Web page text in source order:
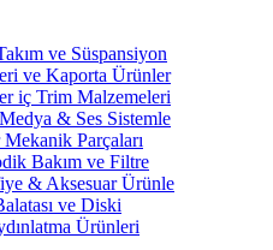
ve Süspansiyon
ve Kaporta Ürünler
iç Trim Malzemeleri
& Ses Sistemle
Parçaları
Bakım ve Filtre
& Aksesuar Ürünle
ve Diski
Ürünleri